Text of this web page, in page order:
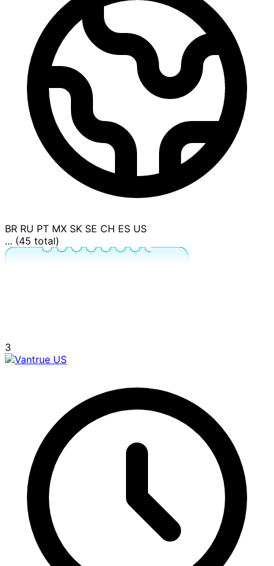
BR RU PT MX SK SE CH ES US
... (45 total)
3